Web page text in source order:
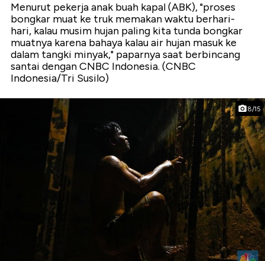
Menurut pekerja anak buah kapal (ABK), "proses
bongkar muat ke truk memakan waktu berhari-
hari, kalau musim hujan paling kita tunda bongkar
muatnya karena bahaya kalau air hujan masuk ke
dalam tangki minyak," paparnya saat berbincang
santai dengan CNBC Indonesia. (CNBC
Indonesia/Tri Susilo)
8/15